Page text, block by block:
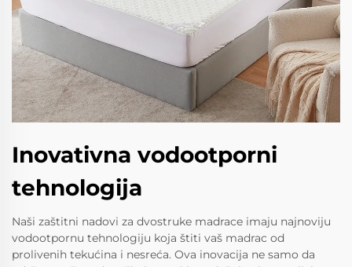
Inovativna vodootporni
tehnologija
Naši zaštitni nadovi za dvostruke madrace imaju najnoviju
vodootpornu tehnologiju koja štiti vaš madrac od
prolivenih tekućina i nesreća. Ova inovacija ne samo da